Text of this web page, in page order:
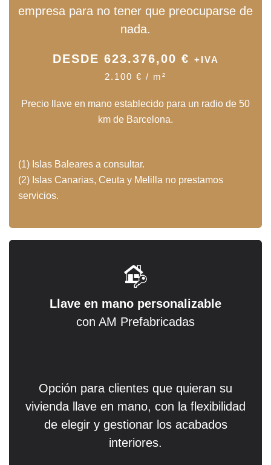
empresa para no tener que preocuparse de
nada.
DESDE 623.376,00 € +IVA
2.100 € / m²
Precio llave en mano establecido para un radio de 50
km de Barcelona.
(1) Islas Baleares a consultar.
(2) Islas Canarias, Ceuta y Melilla no prestamos
servicios.
Llave en mano personalizable
con AM Prefabricadas
Opción para clientes que quieran su
vivienda llave en mano, con la flexibilidad
de elegir y gestionar los acabados
interiores.